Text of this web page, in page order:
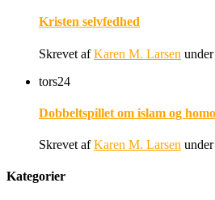
Kristen selvfedhed
Skrevet afKaren M. Larsen under
tors24
Dobbeltspillet om islam og
Skrevet afKaren M. Larsen under
Kategorier